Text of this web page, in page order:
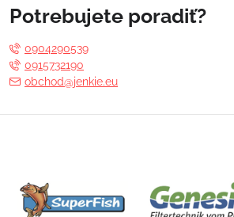
Potrebujete poradiť?
0904290539
0915732190
obchod@jenkie.eu